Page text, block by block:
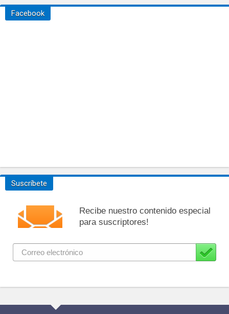
Facebook
Suscríbete
Recibe nuestro contenido especial
para suscriptores!